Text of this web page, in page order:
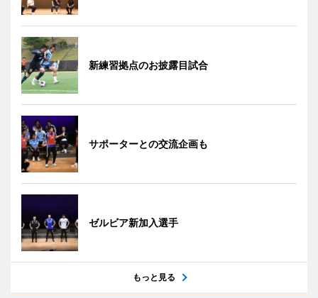
新練習拠点のお披露目試合
サポーターとの交流企画も
ゼルビア新加入選手
もっと見る